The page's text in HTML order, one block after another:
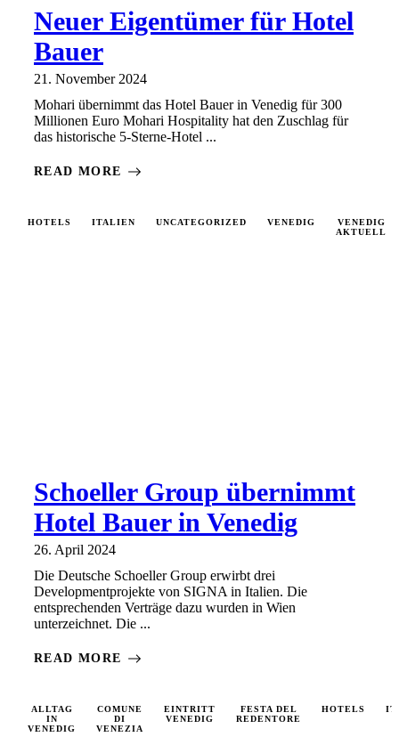
Neuer Eigentümer für Hotel
Bauer
21. November 2024
Mohari übernimmt das Hotel Bauer in Venedig für 300
Millionen Euro Mohari Hospitality hat den Zuschlag für
das historische 5-Sterne-Hotel ...
READ MORE
HOTELS ITALIEN UNCATEGORIZED VENEDIG
VENEDIG
AKTUELL
Schoeller Group übernimmt
Hotel Bauer in Venedig
26. April 2024
Die Deutsche Schoeller Group erwirbt drei
Developmentprojekte von SIGNA in Italien. Die
entsprechenden Verträge dazu wurden in Wien
unterzeichnet. Die ...
READ MORE
ALLTAG
IN
VENEDIG
COMUNE
DI
VENEZIA
EINTRITT
VENEDIG
FESTA DEL
REDENTORE
HOTELS